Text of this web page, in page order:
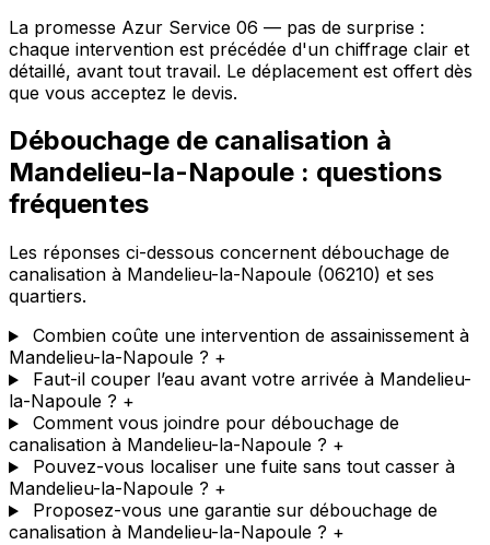
La promesse Azur Service 06 — pas de surprise :
chaque intervention est précédée d'un chiffrage clair et
détaillé, avant tout travail. Le déplacement est offert dès
que vous acceptez le devis.
Débouchage de canalisation à
Mandelieu-la-Napoule : questions
fréquentes
Les réponses ci-dessous concernent débouchage de
canalisation à Mandelieu-la-Napoule (06210) et ses
quartiers.
Combien coûte une intervention de assainissement à
Mandelieu-la-Napoule ? +
Faut-il couper l’eau avant votre arrivée à Mandelieu-
la-Napoule ? +
Comment vous joindre pour débouchage de
canalisation à Mandelieu-la-Napoule ? +
Pouvez-vous localiser une fuite sans tout casser à
Mandelieu-la-Napoule ? +
Proposez-vous une garantie sur débouchage de
canalisation à Mandelieu-la-Napoule ? +